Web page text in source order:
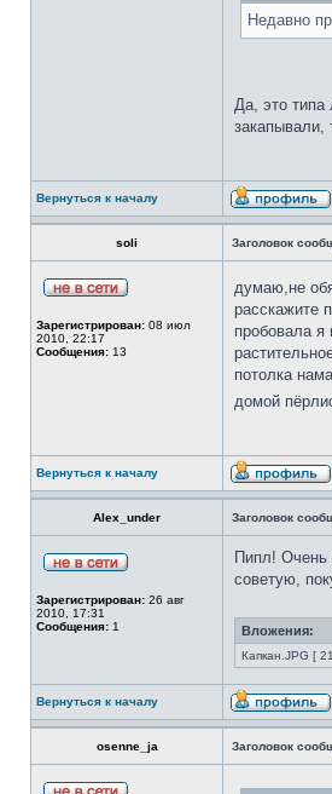
Недавно
Да, это типа
закапывали,
Вернуться к началу
soli Заголовок
Зарегистрирован: 08 июл
2010, 22:17
Сообщения: 13
думаю,не
расскажите
пробовала
потолка
домой
Вернуться к началу
Alex_under Заголовок
Зарегистрирован: 26 авг
2010, 17:31
Сообщения: 1
Пипл! Очень
советую,
Вложения:
Капкан.JPG [
Вернуться к началу
osenne_ja Заголовок